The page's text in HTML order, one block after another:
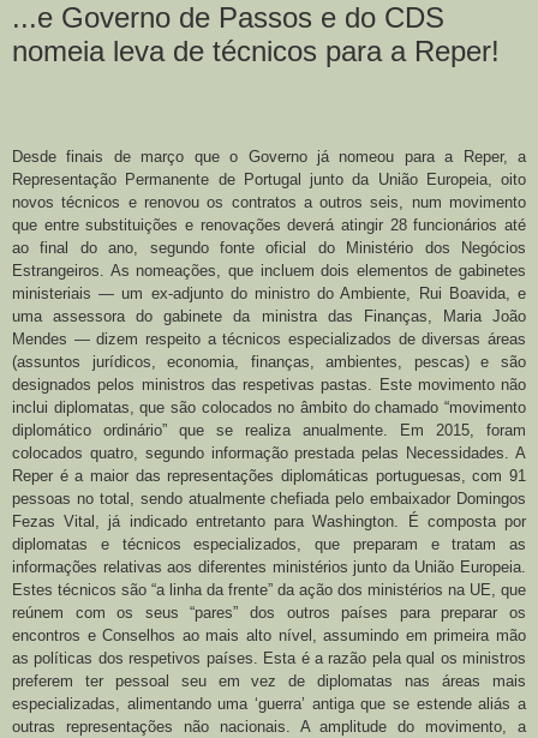
...e Governo de Passos e do CDS
nomeia leva de técnicos para a Reper!
Desde finais de março que o Governo já nomeou para a Reper, a
Representação Permanente de Portugal junto da União Europeia, oito
novos técnicos e renovou os contratos a outros seis, num movimento
que entre substituições e renovações deverá atingir 28 funcionários até
ao final do ano, segundo fonte oficial do Ministério dos Negócios
Estrangeiros. As nomeações, que incluem dois elementos de gabinetes
ministeriais — um ex-adjunto do ministro do Ambiente, Rui Boavida, e
uma assessora do gabinete da ministra das Finanças, Maria João
Mendes — dizem respeito a técnicos especializados de diversas áreas
(assuntos jurídicos, economia, finanças, ambientes, pescas) e são
designados pelos ministros das respetivas pastas. Este movimento não
inclui diplomatas, que são colocados no âmbito do chamado “movimento
diplomático ordinário” que se realiza anualmente. Em 2015, foram
colocados quatro, segundo informação prestada pelas Necessidades. A
Reper é a maior das representações diplomáticas portuguesas, com 91
pessoas no total, sendo atualmente chefiada pelo embaixador Domingos
Fezas Vital, já indicado entretanto para Washington. É composta por
diplomatas e técnicos especializados, que preparam e tratam as
informações relativas aos diferentes ministérios junto da União Europeia.
Estes técnicos são “a linha da frente” da ação dos ministérios na UE, que
reúnem com os seus “pares” dos outros países para preparar os
encontros e Conselhos ao mais alto nível, assumindo em primeira mão
as políticas dos respetivos países. Esta é a razão pela qual os ministros
preferem ter pessoal seu em vez de diplomatas nas áreas mais
especializadas, alimentando uma ‘guerra’ antiga que se estende aliás a
outras representações não nacionais.
A amplitude do movimento, a